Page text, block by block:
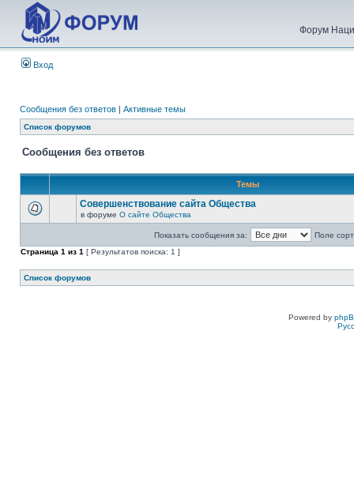
Форум
Вход
Сообщения без ответов | Активные темы
Список форумов
Сообщения без ответов
Темы
Совершенствование сайта Общества
в форуме О сайте Общества
Показать сообщения за:
Поле
Страница 1 из 1 [ Результатов поиска: 1 ]
Список форумов
Powered by